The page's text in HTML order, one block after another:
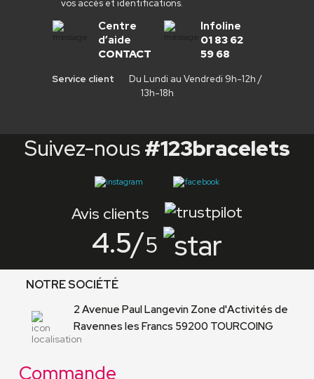
vos accès et identifications.
Centre
d’aide
CONTACT
Infoline
01 83 62
59 68
Service client
Du Lundi au Vendredi 9h-12h /
13h-18h
Suivez-nous#123bracelets
Avis clients
4.5/5
NOTRE SOCIÉTÉ
2 Avenue Paul Langevin Zone d'Activités de
Ravennes les Francs 59200 TOURCOING
Commande